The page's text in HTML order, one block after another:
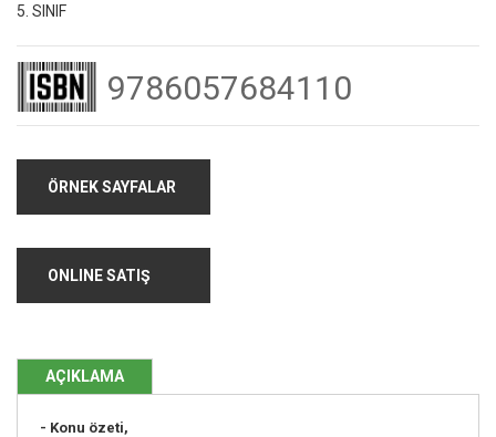
5. SINIF
9786057684110
ÖRNEK SAYFALAR
ONLINE SATIŞ
AÇIKLAMA
- Konu özeti,